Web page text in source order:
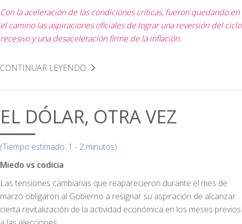
Con la aceleración de las condiciones críticas, fueron quedando en
el camino las aspiraciones oficiales de lograr una reversión del ciclo
recesivo y una desaceleración firme de la inflación.
CONTINUAR LEYENDO
EL DÓLAR, OTRA VEZ
(Tiempo estimado: 1 - 2 minutos)
Miedo vs codicia
Las tensiones cambiarias que reaparecieron durante el mes de
marzo obligaron al Gobierno a resignar su aspiración de alcanzar
cierta revitalización de la actividad económica en los meses previos